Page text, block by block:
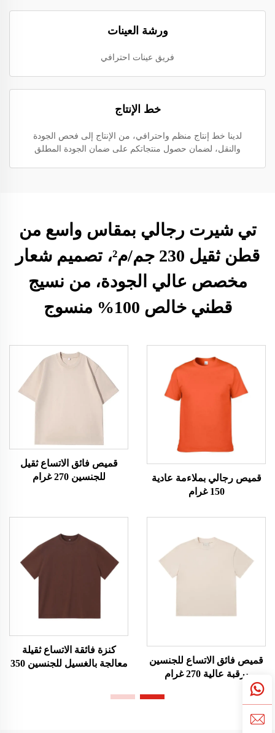
ورشة العينات
فريق عينات احترافي
خط الإنتاج
لدينا خط إنتاج منظم واحترافي، من الإنتاج إلى فحص الجودة
والنقل، لضمان حصول منتجاتكم على ضمان الجودة المطلق
تي شيرت رجالي بمقاس واسع من
قطن ثقيل 230 جم/م²، تصميم شعار
مخصص عالي الجودة، من نسيج
قطني خالص 100% منسوج
قميص رجالي بملاءمة عادية
150 غرام
قميص فائق الاتساع ثقيل
للجنسين 270 غرام
قميص فائق الاتساع للجنسين
برقبة عالية 270 غرام
كنزة فائقة الاتساع ثقيلة
معالجة بالغسيل للجنسين 350